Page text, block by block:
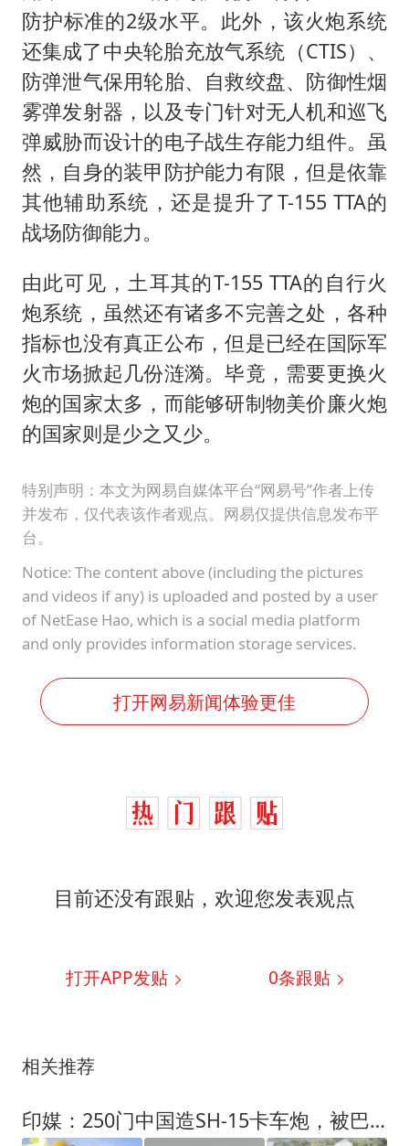
防护标准的2级水平。此外，该火炮系统
还集成了中央轮胎充放气系统（CTIS）、
防弹泄气保用轮胎、自救绞盘、防御性烟
雾弹发射器，以及专门针对无人机和巡飞
弹威胁而设计的电子战生存能力组件。虽
然，自身的装甲防护能力有限，但是依靠
其他辅助系统，还是提升了T-155 TTA的
战场防御能力。
由此可见，土耳其的T-155 TTA的自行火
炮系统，虽然还有诸多不完善之处，各种
指标也没有真正公布，但是已经在国际军
火市场掀起几份涟漪。毕竟，需要更换火
炮的国家太多，而能够研制物美价廉火炮
的国家则是少之又少。
特别声明：本文为网易自媒体平台“网易号”作者上传
并发布，仅代表该作者观点。网易仅提供信息发布平
台。
Notice: The content above (including the pictures
and videos if any) is uploaded and posted by a user
of NetEase Hao, which is a social media platform
and only provides information storage services.
打开网易新闻体验更佳
目前还没有跟贴，欢迎您发表观点
打开APP发贴 0条跟贴
相关推荐
印媒：250门中国造SH-15卡车炮，被巴基斯坦部署印巴边境附近